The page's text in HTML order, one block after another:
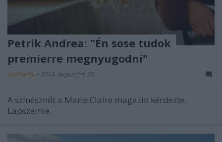
Petrik Andrea: "Én sose tudok
premierre megnyugodni"
szinhazhu • 2014. augusztus 22.
A színésznőt a Marie Claire magazin kérdezte.
Lapszemle.